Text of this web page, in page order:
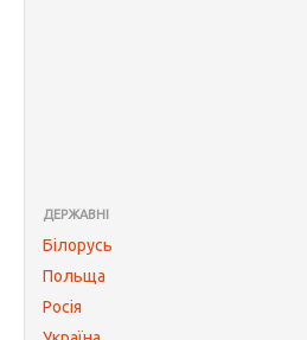
ДЕРЖАВНІ
Білорусь
Польща
Росія